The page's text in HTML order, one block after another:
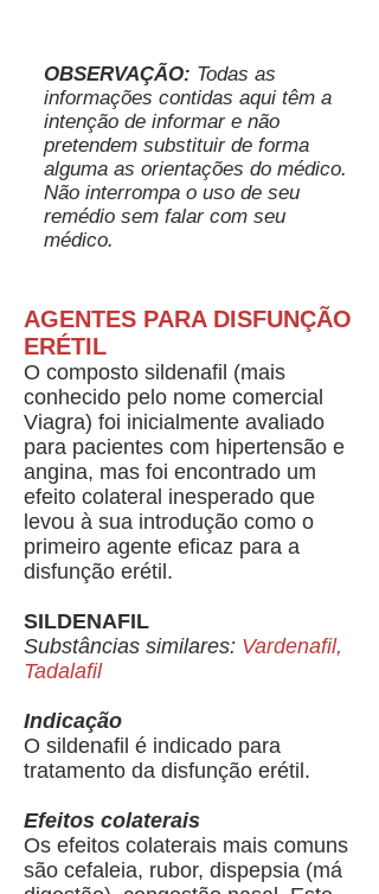
OBSERVAÇÃO: Todas as
informações contidas aqui têm a
intenção de informar e não
pretendem substituir de forma
alguma as orientações do médico.
Não interrompa o uso de seu
remédio sem falar com seu
médico.
AGENTES PARA DISFUNÇÃO
ERÉTIL
O composto sildenafil (mais
conhecido pelo nome comercial
Viagra) foi inicialmente avaliado
para pacientes com hipertensão e
angina, mas foi encontrado um
efeito colateral inesperado que
levou à sua introdução como o
primeiro agente eficaz para a
disfunção erétil.
SILDENAFIL
Substâncias similares: Vardenafil,
Tadalafil
Indicação
O sildenafil é indicado para
tratamento da disfunção erétil.
Efeitos colaterais
Os efeitos colaterais mais comuns
são cefaleia, rubor, dispepsia (má